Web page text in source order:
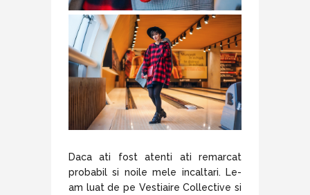
Daca ati fost atenti ati remarcat
probabil si noile mele incaltari. Le-
am luat de pe Vestiaire Collective si